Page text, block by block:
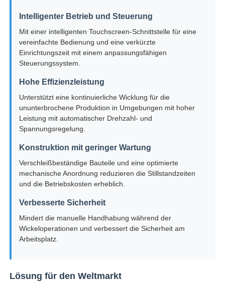
Kabelmaschine
Paardrehmaschine
Draht, der Maschine legt
Rückspulmaschine
Strecke weg von der Maschine
Kabelverpackungsmaschine
Kabelwicklermaschine
mit einer Leistung von mehr als 100 W
Intelligenter Betrieb und Steuerung
Mit einer intelligenten Touchscreen-Schnittstelle für eine
vereinfachte Bedienung und eine verkürzte
Einrichtungszeit mit einem anpassungsfähigen
Steuerungssystem.
Hohe Effizienzleistung
Unterstützt eine kontinuierliche Wicklung für die
ununterbrochene Produktion in Umgebungen mit hoher
Leistung mit automatischer Drehzahl- und
Spannungsregelung.
Konstruktion mit geringer Wartung
Verschleißbeständige Bauteile und eine optimierte
mechanische Anordnung reduzieren die Stillstandzeiten
und die Betriebskosten erheblich.
Verbesserte Sicherheit
Mindert die manuelle Handhabung während der
Wickeloperationen und verbessert die Sicherheit am
Arbeitsplatz.
Lösung für den Weltmarkt